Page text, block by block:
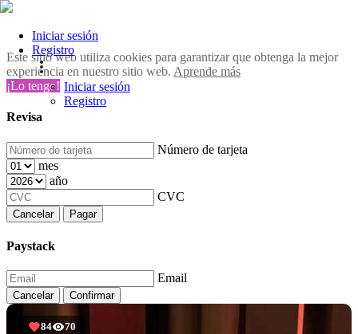
Este sitio web utiliza cookies para garantizar que obtenga la mejor
experiencia en nuestro sitio web. Aprende más
¡Lo tengo!
Revisa
Número de tarjeta
mes
año
CVC
Cancelar Pagar
Paystack
Email
Cancelar Confirmar
Iniciar sesión
Registro
Iniciar sesión
Registro
84 70